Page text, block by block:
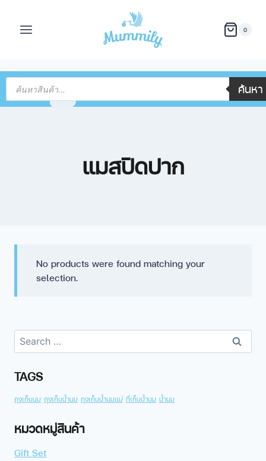
0
ค้นหา
แมสปิดปาก
No products were found matching your
selection.
TAGS
ถุงเก็บนม ถุงเก็บน้ำนม ถุงเก็บน้ำนมแม่ ที่เก็บน้ำนม น้ำนม
หมวดหมู่สินค้า
Gift Set